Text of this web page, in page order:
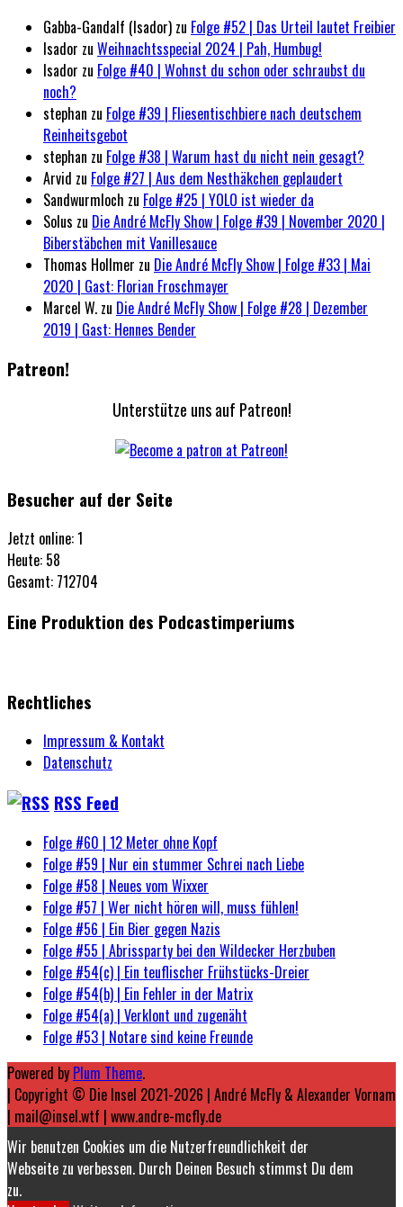
Gabba-Gandalf (Isador) zu Folge #52 | Das Urteil lautet Freibier
Isador zu Weihnachtsspecial 2024 | Pah, Humbug!
Isador zu Folge #40 | Wohnst du schon oder schraubst du
noch?
stephan zu Folge #39 | Fliesentischbiere nach deutschem
Reinheitsgebot
stephan zu Folge #38 | Warum hast du nicht nein gesagt?
Arvid zu Folge #27 | Aus dem Nesthäkchen geplaudert
Sandwurmloch zu Folge #25 | YOLO ist wieder da
Solus zu Die André McFly Show | Folge #39 | November 2020 |
Biberstäbchen mit Vanillesauce
Thomas Hollmer zu Die André McFly Show | Folge #33 | Mai
2020 | Gast: Florian Froschmayer
Marcel W. zu Die André McFly Show | Folge #28 | Dezember
2019 | Gast: Hennes Bender
Patreon!
Unterstütze uns auf Patreon!
Besucher auf der Seite
Jetzt online: 1
Heute: 58
Gesamt: 712704
Eine Produktion des Podcastimperiums
Rechtliches
Impressum & Kontakt
Datenschutz
RSS Feed
Folge #60 | 12 Meter ohne Kopf
Folge #59 | Nur ein stummer Schrei nach Liebe
Folge #58 | Neues vom Wixxer
Folge #57 | Wer nicht hören will, muss fühlen!
Folge #56 | Ein Bier gegen Nazis
Folge #55 | Abrissparty bei den Wildecker Herzbuben
Folge #54(c) | Ein teuflischer Frühstücks-Dreier
Folge #54(b) | Ein Fehler in der Matrix
Folge #54(a) | Verklont und zugenäht
Folge #53 | Notare sind keine Freunde
Powered by Plum Theme.
| Copyright © Die Insel 2021-2026 | André McFly & Alexander Vornam
| mail@insel.wtf | www.andre-mcfly.de
Wir benutzen Cookies um die Nutzerfreundlichkeit der
Webseite zu verbessen. Durch Deinen Besuch stimmst Du dem
zu.